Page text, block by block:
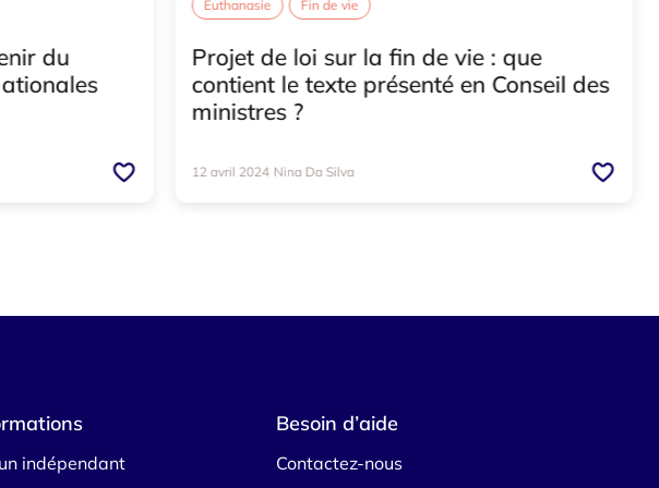
du
Euthanasie Fin de vie
Projet de loi sur la fin de vie : que
contient le texte présenté en Conseil des
ministres ?
12 avril 2024 Nina Da Silva
indépendant
Besoin d’aide
Contactez-nous